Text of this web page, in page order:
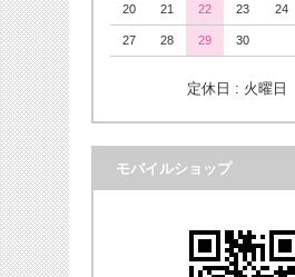
20 21 22 23 24
27 28 29 30
定休日 : 火曜日
モバイルショップ